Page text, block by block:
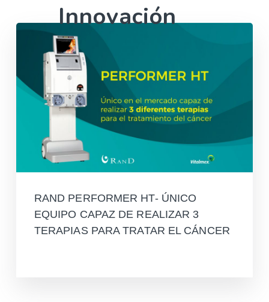
Innovación
RAND PERFORMER HT- ÚNICO
EQUIPO CAPAZ DE REALIZAR 3
TERAPIAS PARA TRATAR EL CÁNCER